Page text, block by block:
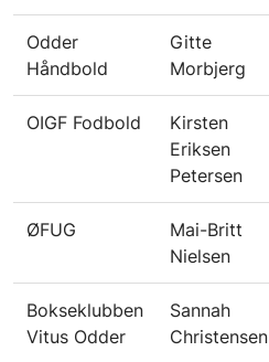
Odder
Håndbold
Gitte
Morbjerg
OIGF Fodbold
Kirsten
Eriksen
Petersen
ØFUG
Mai-Britt
Nielsen
Bokseklubben
Vitus Odder
Sannah
Christensen